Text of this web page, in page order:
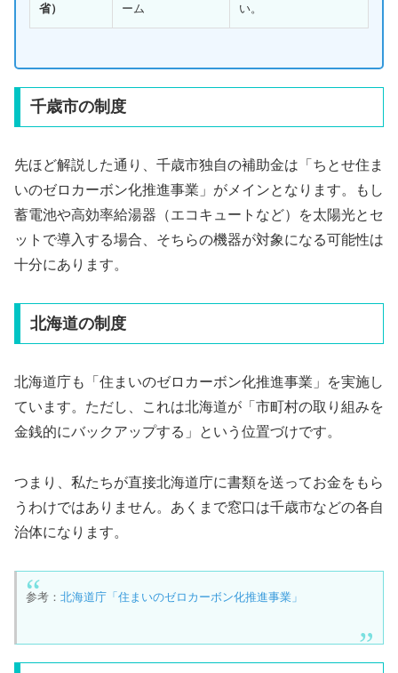
省）
ーム
い。
千歳市の制度
先ほど解説した通り、千歳市独自の補助金は「ちとせ住ま
いのゼロカーボン化推進事業」がメインとなります。もし
蓄電池や高効率給湯器（エコキュートなど）を太陽光とセ
ットで導入する場合、そちらの機器が対象になる可能性は
十分にあります。
北海道の制度
北海道庁も「住まいのゼロカーボン化推進事業」を実施し
ています。ただし、これは北海道が「市町村の取り組みを
金銭的にバックアップする」という位置づけです。
つまり、私たちが直接北海道庁に書類を送ってお金をもら
うわけではありません。あくまで窓口は千歳市などの各自
治体になります。
参考： 北海道庁「住まいのゼロカーボン化推進事業」